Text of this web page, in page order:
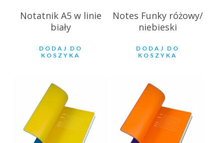
Notatnik A5 w linie
biały
DODAJ DO
KOSZYKA
Notes Funky różowy/
niebieski
DODAJ DO
KOSZYKA
27.39zł 27.39zł